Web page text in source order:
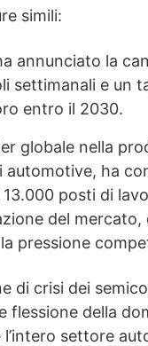
simili:
annunciato la
settimanali e un
entro il 2030.
globale nella
automotive, ha
posti di
del mercato,
pressione
di crisi dei
flessione della
settore